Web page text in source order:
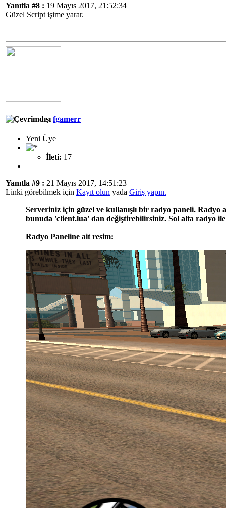
Yanıtla #8 : 19 Mayıs 2017, 21:52:34
Güzel Script işime yarar.
fgamerr
Yeni Üye
İleti: 17
Yanıtla #9 : 21 Mayıs 2017, 14:51:23
Linki görebilmek için Kayıt olun yada Giriş yapın.
Serveriniz için güzel ve kullanışlı bir radyo paneli. Radyo
bunuda 'client.lua' dan değiştirebilirsiniz. Sol alta radyo
Radyo Paneline ait resim: